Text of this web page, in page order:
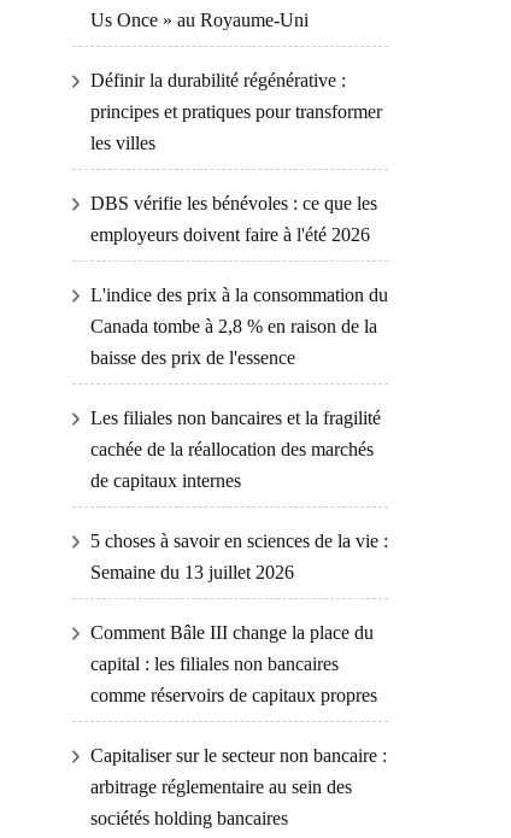
Us Once » au Royaume-Uni
Définir la durabilité régénérative :
principes et pratiques pour transformer
les villes
DBS vérifie les bénévoles : ce que les
employeurs doivent faire à l'été 2026
L'indice des prix à la consommation du
Canada tombe à 2,8 % en raison de la
baisse des prix de l'essence
Les filiales non bancaires et la fragilité
cachée de la réallocation des marchés
de capitaux internes
5 choses à savoir en sciences de la vie :
Semaine du 13 juillet 2026
Comment Bâle III change la place du
capital : les filiales non bancaires
comme réservoirs de capitaux propres
Capitaliser sur le secteur non bancaire :
arbitrage réglementaire au sein des
sociétés holding bancaires